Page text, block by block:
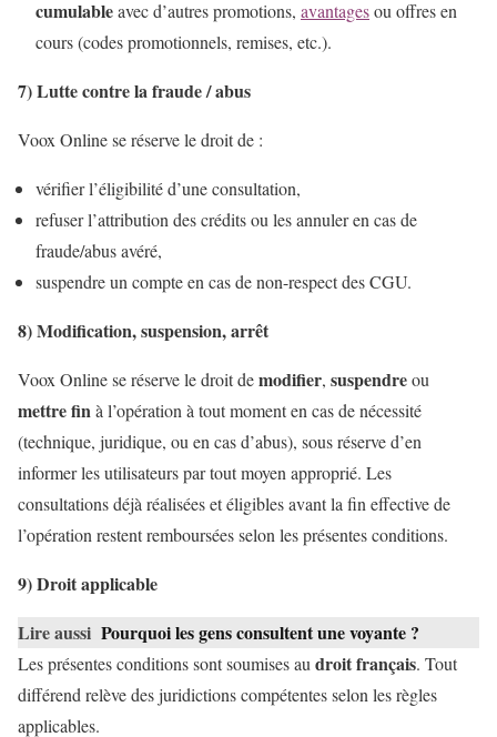
cumulableavec d’autres promotions, avantagesou offres en
cours (codes promotionnels, remises, etc.).
7) Lutte contre la fraude / abus
Voox Online se réserve le droit de :
vérifier l’éligibilité d’une consultation,
refuser l’attribution des crédits ou les annuler en cas de
fraude/abus avéré,
suspendre un compte en cas de non-respect des CGU.
8) Modification, suspension, arrêt
Voox Online se réserve le droit demodifier, suspendreou
mettre finà l’opération à tout moment en cas de nécessité
(technique, juridique, ou en cas d’abus), sous réserve d’en
informer les utilisateurs par tout moyen approprié. Les
consultations déjà réalisées et éligibles avant la fin effective de
l’opération restent remboursées selon les présentes conditions.
9) Droit applicable
Lire aussi Pourquoi les gens consultent une voyante ?
Les présentes conditions sont soumises au droit français. Tout
différend relève des juridictions compétentes selon les règles
applicables.